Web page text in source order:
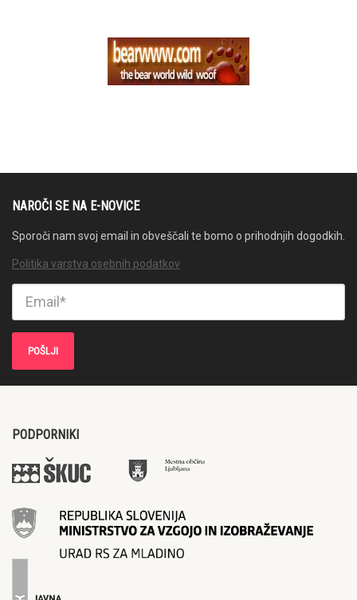
NAROČI SE NA E-NOVICE
Sporoči nam svoj email in obveščali te bomo o prihodnjih dogodkih.
Politika varstva osebnih podatkov
PODPORNIKI